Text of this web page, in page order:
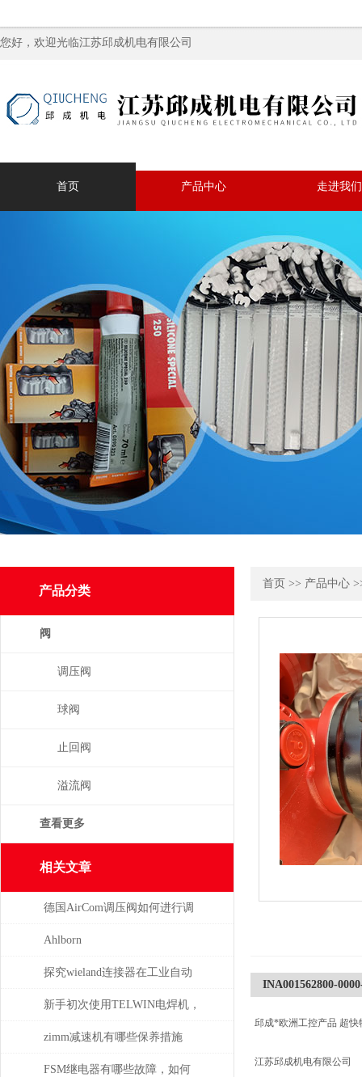
您好，欢迎光临江苏邱成机电有限公司
首页 产品中心 走进我们
产品分类
阀
调压阀
球阀
止回阀
溢流阀
查看更多
相关文章
德国AirCom调压阀如何进行调
压，一分钟了解！
Ahlborn
探究wieland连接器在工业自动
化系统中的即插即用与应用优
势
新手初次使用TELWIN电焊机，
需注意这几点
zimm减速机有哪些保养措施
FSM继电器有哪些故障，如何
首页 >> 产品中心
INA001562800-
邱成*欧洲工控产品 超
江苏邱成机电有限公司